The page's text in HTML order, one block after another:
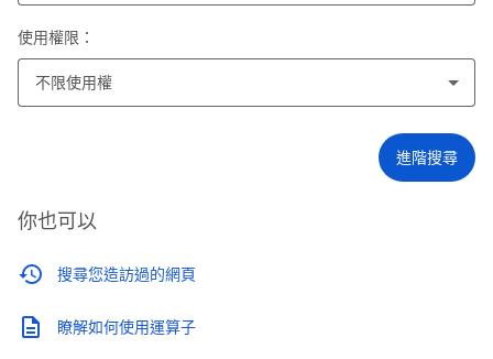
使用權限：
不限使用權
進階搜尋
你也可以
搜尋您造訪過的網頁
瞭解如何使用運算子